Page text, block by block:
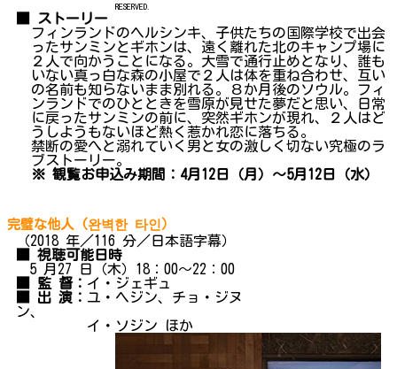
RESERVED.
■ ストーリー
フィンランドのヘルシンキ、子供たちの国際学校で出会
ったサンミンとギホンは、遠く離れた北のキャンプ場に
２人で向かうことになる。大雪で通行止めとなり、誰も
いない真っ白な森の小屋で２人は体を重ね合わせ、互い
の名前も知らないまま別れる。８か月後のソウル。フィ
ンランドでのひとときを雪原が見せた夢だと思い、日常
に戻ったサンミンの前に、突然ギホンが現れ、２人はど
うしようもないほど熱く惹かれ恋に落ちる。
禁断の愛へと溺れていく男と女の激しく切ない究極のラ
ブストーリー。
※ 観覧お申込み期間：4月12日（月）～5月12日（水）
完璧な他人 (완벽한 타인）
（2018 年／116 分／日本語字幕）
■ 視聴可能日時
5 月27 日（木）18：00～22：00
■ 監 督： イ・ジェギュ
■ 出 演： ユ・ヘジン、チョ・ジヌ
ン、
イ・ソジン ほか